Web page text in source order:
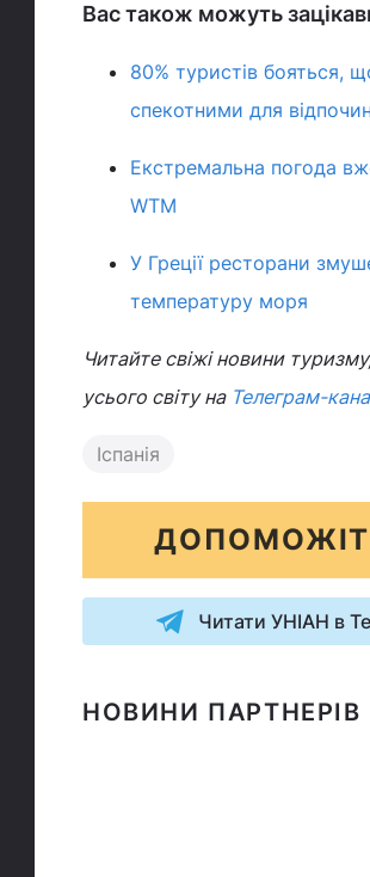
Вас також можуть
80% туристів бояться,
спекотними для
Екстремальна погода
WTM
У Греції ресторани
температуру моря
Читайте свіжі новини
усього світу на Телеграм-
Іспанія
Читати УНІАН в
НОВИНИ ПАРТНЕРІВ